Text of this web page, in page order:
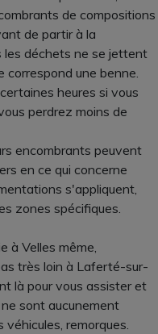
de compositions
de partir à la
les déchets ne se jettent
une benne.
heures si vous
perdrez moins de
encombrants peuvent
en ce qui concerne
s'appliquent,
zones spécifiques.
à Velles même,
très loin à Laferté-sur-
là pour vous assister et
sont aucunement
remorques.